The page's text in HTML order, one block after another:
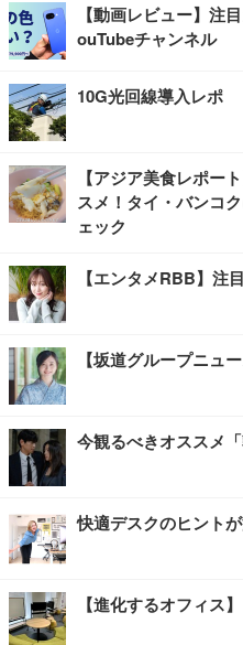
【動画レビュー】注
ouTubeチャンネル
10G光回線導入レポ
【アジア美食レポー
スメ！タイ・バンコ
ェック
【エンタメRBB】注
【坂道グループニュ
今観るべきオススメ「
快適デスクのヒント
【進化するオフィス】